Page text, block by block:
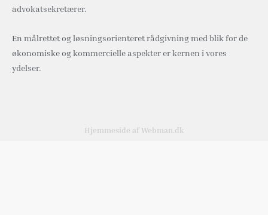
advokatsekretærer.
En målrettet og løsningsorienteret rådgivning med blik for de
økonomiske og kommercielle aspekter er kernen i vores
ydelser.
Hjemmeside af Webman.dk